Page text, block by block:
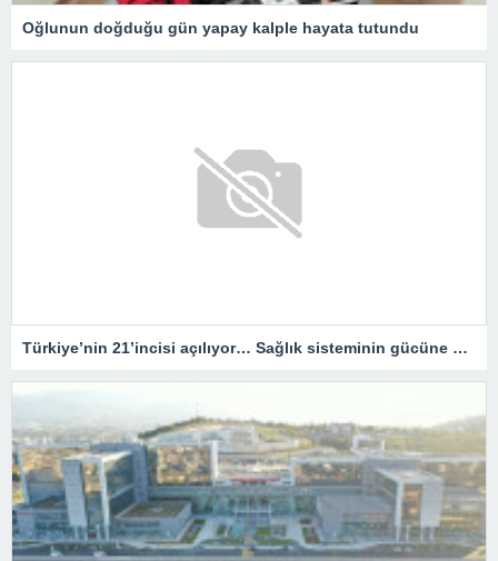
Oğlunun doğduğu gün yapay kalple hayata tutundu
Türkiye’nin 21’incisi açılıyor… Sağlık sisteminin gücüne güç katacak